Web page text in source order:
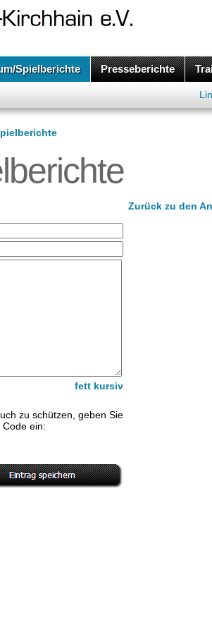
Spielberichte Presseberichte
Zurück zu den
fett kursiv
zu schützen, geben Sie
ein: